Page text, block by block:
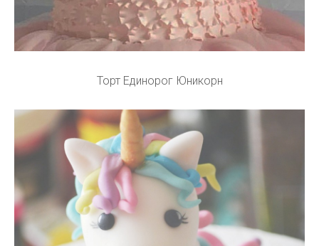
Торт Единорог Юникорн